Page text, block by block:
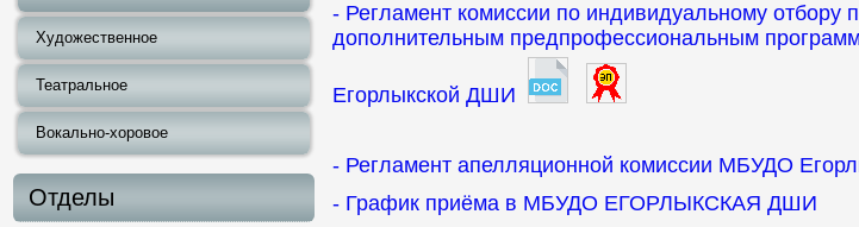
Художественное
Театральное
Вокально-хоровое
Отделы
- Регламент комиссии по индивидуальному отбору
дополнительным предпрофессиональным
Егорлыкской ДШИ
- Регламент апелляционной комиссии МБУДО
- График приёма в МБУДО ЕГОРЛЫКСКАЯ ДШИ